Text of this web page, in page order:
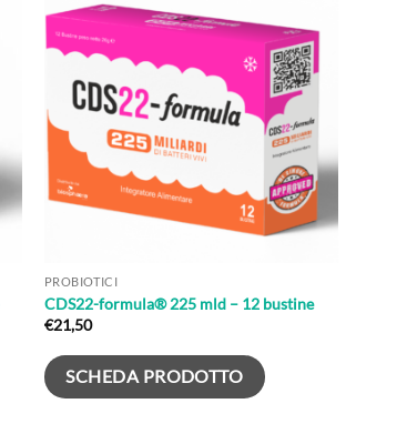
PROBIOTICI
CDS22-formula® 225 mld – 12 bustine
€21,50
SCHEDA PRODOTTO